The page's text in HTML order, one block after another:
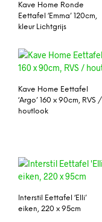
Kave Home Ronde
Eettafel ‘Emma’ 120cm,
kleur Lichtgrijs
Kave Home Eettafel
‘Argo’ 160 x 90cm, RVS /
houtlook
Interstil Eettafel ‘Elli’
eiken, 220 x 95cm